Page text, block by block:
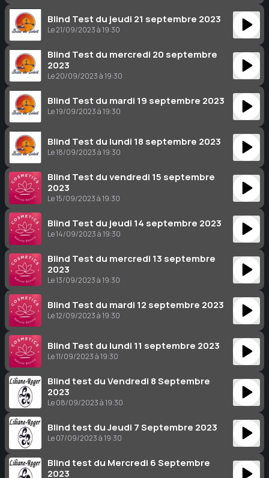
Blind Test du jeudi 21 septembre 2023
Le 21/09/2023 à 19:30
Blind Test du mercredi 20 septembre
2023
Le 20/09/2023 à 19:30
Blind Test du mardi 19 septembre 2023
Le 19/09/2023 à 19:30
Blind Test du lundi 18 septembre 2023
Le 18/09/2023 à 19:30
Blind Test du vendredi 15 septembre
2023
Le 15/09/2023 à 19:30
Blind Test du jeudi 14 septembre 2023
Le 14/09/2023 à 19:30
Blind Test du mercredi 13 septembre
2023
Le 13/09/2023 à 19:30
Blind Test du mardi 12 septembre 2023
Le 12/09/2023 à 19:30
Blind Test du lundi 11 septembre 2023
Le 11/09/2023 à 19:30
Blind test du Vendredi 8 Septembre
2023
Le 08/09/2023 à 19:30
Blind test du Jeudi 7 Septembre 2023
Le 07/09/2023 à 19:30
Blind test du Mercredi 6 Septembre
2023